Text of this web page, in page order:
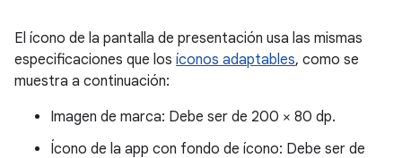
El ícono de la pantalla de presentación usa las mismas
especificaciones que los íconos adaptables, como se
muestra a continuación:
Imagen de marca: Debe ser de 200 × 80 dp.
Ícono de la app con fondo de ícono: Debe ser de